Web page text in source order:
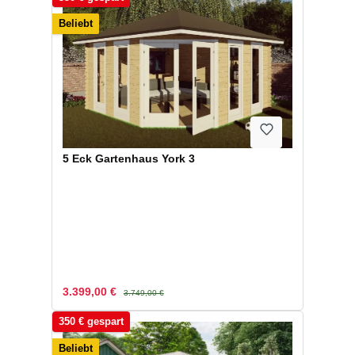
Beliebt
5 Eck Gartenhaus York 3
Verkaufspreis:
3.399,00 € Regulärer Preis:
3.749,00 €
350 € gespart
Beliebt